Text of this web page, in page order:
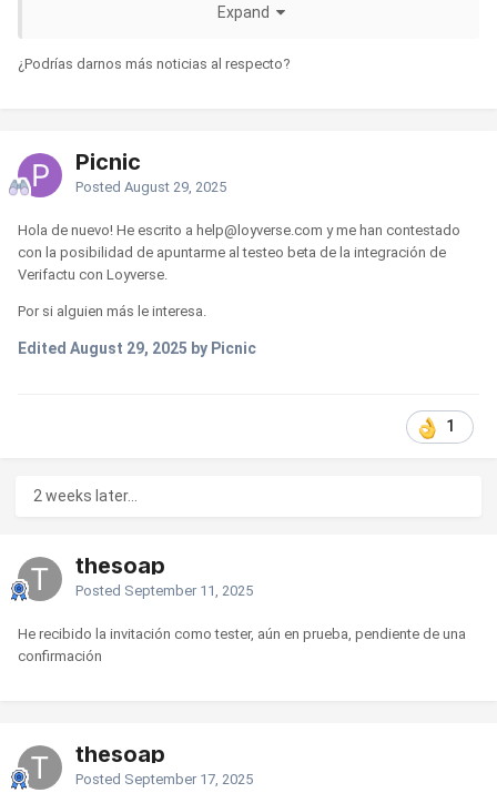
guiaremos con los siguientes pasos para comenzar.
Hideto González
Expand
¿Podrías darnos más noticias al respecto?
Picnic
Posted August 29, 2025
Hola de nuevo! He escrito a help@loyverse.com y me han contestado
con la posibilidad de apuntarme al testeo beta de la integración de
Verifactu con Loyverse.
Por si alguien más le interesa.
Edited August 29, 2025 by Picnic
1
2 weeks later...
thesoap
Posted September 11, 2025
He recibido la invitación como tester, aún en prueba, pendiente de una
confirmación
thesoap
Posted September 17, 2025